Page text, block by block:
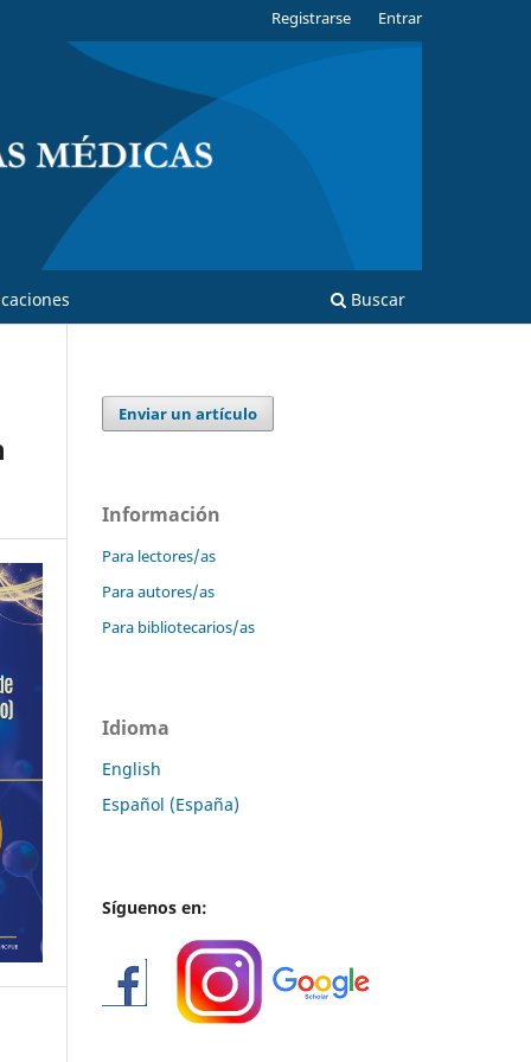
Buscar
Registrarse Entrar
Enviar un artículo
Información
Para lectores/as
Para autores/as
Para bibliotecarios/as
Idioma
English
Español (España)
Síguenos en: